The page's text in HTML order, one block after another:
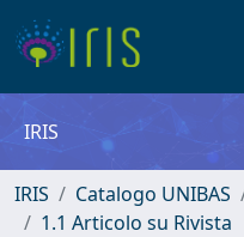
IRIS
IRIS Catalogo UNIBAS
1.1 Articolo su Rivista